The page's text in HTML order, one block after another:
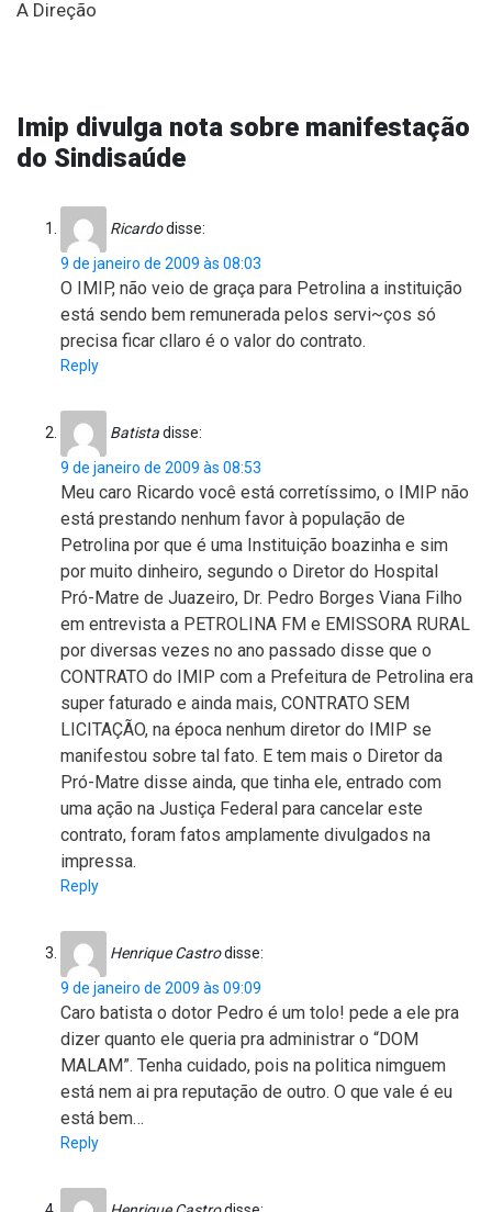
A Direção
Imip divulga nota sobre manifestação
do Sindisaúde
Ricardodisse:
9 de janeiro de 2009 às 08:03
O IMIP, não veio de graça para Petrolina a instituição
está sendo bem remunerada pelos servi~ços só
precisa ficar cllaro é o valor do contrato.
Reply
Batistadisse:
9 de janeiro de 2009 às 08:53
Meu caro Ricardo você está corretíssimo, o IMIP não
está prestando nenhum favor à população de
Petrolina por que é uma Instituição boazinha e sim
por muito dinheiro, segundo o Diretor do Hospital
Pró-Matre de Juazeiro, Dr. Pedro Borges Viana Filho
em entrevista a PETROLINA FM e EMISSORA RURAL
por diversas vezes no ano passado disse que o
CONTRATO do IMIP com a Prefeitura de Petrolina era
super faturado e ainda mais, CONTRATO SEM
LICITAÇÃO, na época nenhum diretor do IMIP se
manifestou sobre tal fato. E tem mais o Diretor da
Pró-Matre disse ainda, que tinha ele, entrado com
uma ação na Justiça Federal para cancelar este
contrato, foram fatos amplamente divulgados na
impressa.
Reply
Henrique Castrodisse:
9 de janeiro de 2009 às 09:09
Caro batista o dotor Pedro é um tolo! pede a ele pra
dizer quanto ele queria pra administrar o “DOM
MALAM”. Tenha cuidado, pois na politica nimguem
está nem ai pra reputação de outro. O que vale é eu
está bem…
Reply